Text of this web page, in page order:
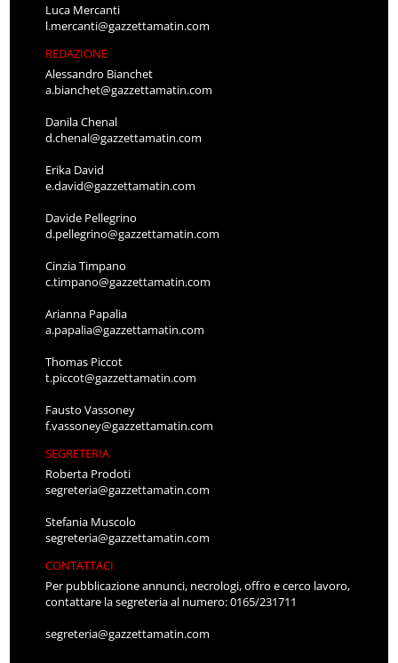
Luca Mercanti
l.mercanti@gazzettamatin.com
REDAZIONE
Alessandro Bianchet
a.bianchet@gazzettamatin.com
Danila Chenal
d.chenal@gazzettamatin.com
Erika David
e.david@gazzettamatin.com
Davide Pellegrino
d.pellegrino@gazzettamatin.com
Cinzia Timpano
c.timpano@gazzettamatin.com
Arianna Papalia
a.papalia@gazzettamatin.com
Thomas Piccot
t.piccot@gazzettamatin.com
Fausto Vassoney
f.vassoney@gazzettamatin.com
SEGRETERIA
Roberta Prodoti
segreteria@gazzettamatin.com
Stefania Muscolo
segreteria@gazzettamatin.com
CONTATTACI
Per pubblicazione annunci, necrologi, offro e cerco lavoro,
contattare la segreteria al numero: 0165/231711
segreteria@gazzettamatin.com